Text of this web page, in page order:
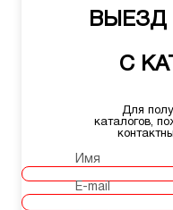
С
Для
каталогов,
Имя
E-mail